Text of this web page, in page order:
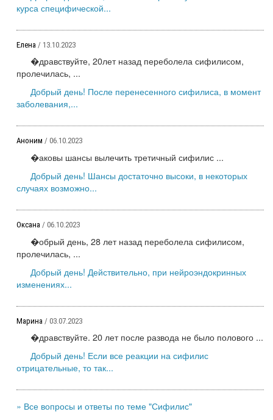
курса специфической...
Елена / 13.10.2023
�дравствуйте, 20лет назад переболела сифилисом,
пролечилась, ...
Добрый день! После перенесенного сифилиса, в момент
заболевания,...
Аноним / 06.10.2023
�аковы шансы вылечить третичный сифилис ...
Добрый день! Шансы достаточно высоки, в некоторых
случаях возможно...
Оксана / 06.10.2023
�обрый день, 28 лет назад переболела сифилисом,
пролечилась, ...
Добрый день! Действительно, при нейроэндокринных
изменениях...
Марина / 03.07.2023
�дравствуйте. 20 лет после развода не было полового ...
Добрый день! Если все реакции на сифилис
отрицательные, то так...
» Все вопросы и ответы по теме "Сифилис"